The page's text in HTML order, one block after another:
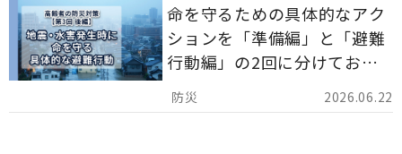
2026.06.22
命を守るための具体的なアク
ションを「準備編」と「避難
行動編」の2回に分けてお届
けしています。